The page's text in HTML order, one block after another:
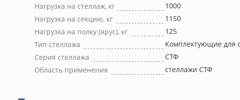
Нагрузка на стеллаж, кг
1000
Нагрузка на секцию, кг
1150
Нагрузка на полку (ярус), кг
125
Тип стеллажа
Комплектующие для
Серия стеллажа
СТФ
Область применения
стеллажи СТФ